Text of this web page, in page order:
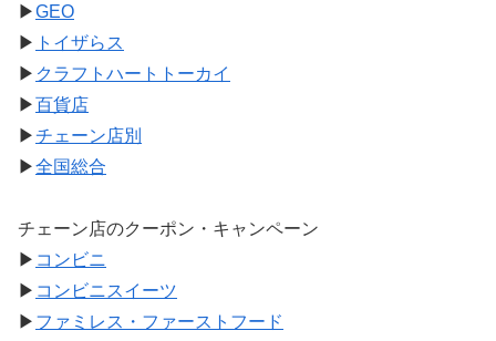
▶GEO
▶ トイザらス
▶ クラフトハートトーカイ
▶百貨店
▶チェーン店別
▶全国総合
チェーン店のクーポン・キャンペーン
▶ コンビニ
▶ コンビニスイーツ
▶ ファミレス・ファーストフード